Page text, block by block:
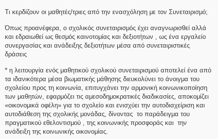
Τι κερδίζουν οι μαθητές/τριες από την ενασχόληση με τον Συνεταιρισμό;
Όπως προανέφερα, ο σχολικός συνεταιρισμός έχει αναγνωρισθεί αλλά
και εδραιωθεί ως θεσμός καινοτομίας και δεξιοτήτων , ως ένα εργαλείο
συνεργασίας και ανάδειξης δεξιοτήτων μέσα από συνεταιριστικές
δράσεις
* η λειτουργία ενός μαθητικού σχολικού συνεταιρισμού αποτελεί ένα από
τα ιδανικότερα μέσα βιωματικής μάθησης διευκολύνει το άνοιγμα του
σχολείου προς τη κοινωνία, επιτυγχάνει την αρμονική κοινωνικοποίηση
των μαθητών, εφαρμόζει τις αμεσοδημοκρατικές διαδικασίες, αποκομίζει
«οικονομικά οφέλη» για το σχολείο και ενισχύει την αυτοδιαχείριση και
αυτοδιάθεση της σχολικής μονάδας, δίνοντας το παράδειγμα του
πραγματικού εθελοντισμού , της κοινωνικής προσφοράς και την
ανάδειξη της κοινωνικής οικονομίας.